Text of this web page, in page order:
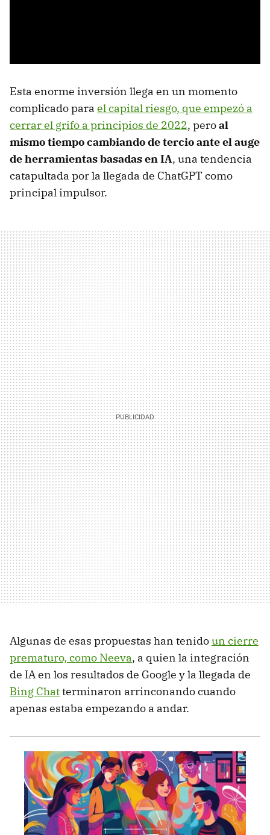
Esta enorme inversión llega en un momento
complicado para el capital riesgo, que empezó a
cerrar el grifo a principios de 2022, peroal
mismo tiempo cambiando de tercio ante el auge
de herramientas basadas en IA, una tendencia
catapultada por la llegada de ChatGPT como
principal impulsor.
Algunas de esas propuestas han tenidoun cierre
prematuro, como Neeva, a quien la integración
de IA en los resultados de Google y la llegada de
Bing Chatterminaron arrinconando cuando
apenas estaba empezando a andar.